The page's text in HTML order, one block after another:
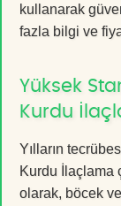
kullanarak
fazla bilgi ve
Yüksek
Kurdu
Yılların
Kurdu İlaçlama
olarak, böcek